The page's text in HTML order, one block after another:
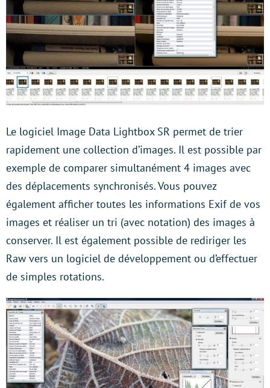
Le logiciel Image Data Lightbox SR permet de trier
rapidement une collection d’images. Il est possible par
exemple de comparer simultanément 4 images avec
des déplacements synchronisés. Vous pouvez
également afficher toutes les informations Exif de vos
images et réaliser un tri (avec notation) des images à
conserver. Il est également possible de rediriger les
Raw vers un logiciel de développement ou d’effectuer
de simples rotations.